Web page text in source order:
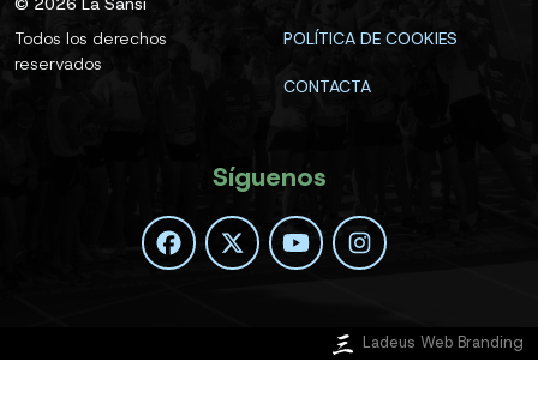
Todos los derechos
reservados
POLÍTICA DE COOKIES
CONTACTA
Síguenos
Ladeus Web Branding